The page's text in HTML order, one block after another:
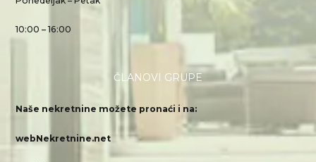
10:00 – 16:00
ČLANOVI GRUPE
Naše nekretnine možete pronaći i na:
webNekretnine.net